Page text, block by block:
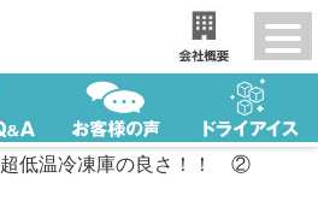
超低温冷凍庫の良さ！！ ②